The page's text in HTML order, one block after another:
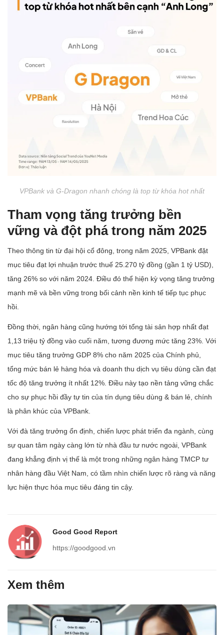
VPBank và G-Dragon nhanh chóng là top từ khóa hot nhất
Tham vọng tăng trưởng bền
vững và đột phá trong năm 2025
Theo thông tin từ đại hội cổ đông, trong năm 2025, VPBank đặt
mục tiêu đạt lợi nhuận trước thuế 25.270 tỷ đồng (gần 1 tỷ USD),
tăng 26% so với năm 2024. Điều đó thể hiện kỳ vọng tăng trưởng
mạnh mẽ và bền vững trong bối cảnh nền kinh tế tiếp tục phục
hồi.
Đồng thời, ngân hàng cũng hướng tới tổng tài sản hợp nhất đạt
1,13 triệu tỷ đồng vào cuối năm, tương đương mức tăng 23%. Với
mục tiêu tăng trưởng GDP 8% cho năm 2025 của Chính phủ,
tổng mức bán lẻ hàng hóa và doanh thu dịch vụ tiêu dùng cần đạt
tốc độ tăng trưởng ít nhất 12%. Điều này tạo nền tảng vững chắc
cho sự phục hồi đầy tự tin của tín dụng tiêu dùng & bán lẻ, chính
là phân khúc của VPBank.
Với đà tăng trưởng ổn định, chiến lược phát triển đa ngành, cùng
sự quan tâm ngày càng lớn từ nhà đầu tư nước ngoài, VPBank
đang khẳng định vị thế là một trong những ngân hàng TMCP tư
nhân hàng đầu Việt Nam, có tầm nhìn chiến lược rõ ràng và năng
lực hiện thực hóa mục tiêu đáng tin cậy.
Good Good Report
https://goodgood.vn
Xem thêm